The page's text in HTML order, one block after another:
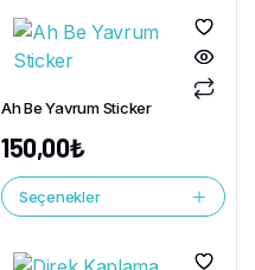
Ah Be Yavrum Sticker
150,00₺
Seçenekler